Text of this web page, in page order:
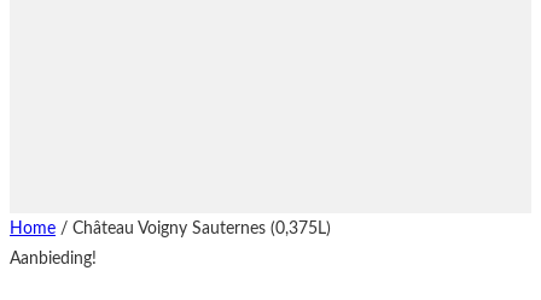
Home / Château Voigny Sauternes (0,375L)
Aanbieding!